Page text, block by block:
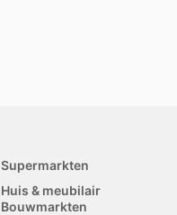
Supermarkten
Huis & meubilair
Bouwmarkten